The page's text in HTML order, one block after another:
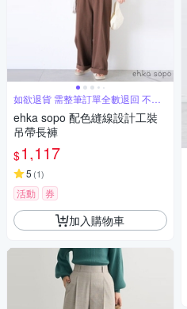
如欲退貨 需整筆訂單全數退回 不能
單退
ehka sopo 配色縫線設計工裝
吊帶長褲
$1,117
5 (1)
活動 券
加入購物車